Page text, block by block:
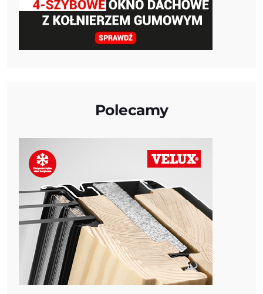
Polecamy